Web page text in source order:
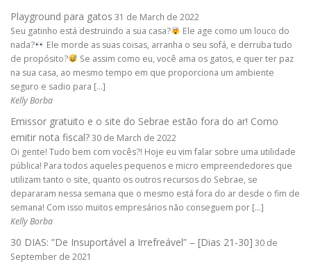
Playground para gatos 31 de March de 2022
Seu gatinho está destruindo a sua casa?
Ele age como um louco do
nada?
Ele morde as suas coisas, arranha o seu sofá, e derruba tudo
de propósito?
Se assim como eu, você ama os gatos, e quer ter paz
na sua casa, ao mesmo tempo em que proporciona um ambiente
seguro e sadio para […]
Kelly Borba
Emissor gratuito e o site do Sebrae estão fora do ar! Como
emitir nota fiscal?30 de March de 2022
Oi gente! Tudo bem com vocês?! Hoje eu vim falar sobre uma utilidade
pública! Para todos aqueles pequenos e micro empreendedores que
utilizam tanto o site, quanto os outros recursos do Sebrae, se
depararam nessa semana que o mesmo está fora do ar desde o fim de
semana! Com isso muitos empresários não conseguem por […]
Kelly Borba
30 DIAS: ”De Insuportável a Irrefreável” – [Dias 21-30] 30 de
September de 2021